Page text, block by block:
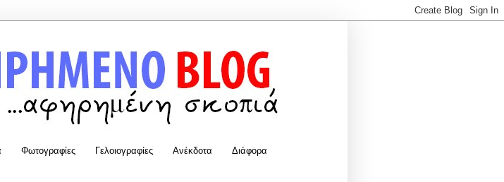
Φωτογραφίες Γελοιογραφίες Ανέκδοτα Διάφορα